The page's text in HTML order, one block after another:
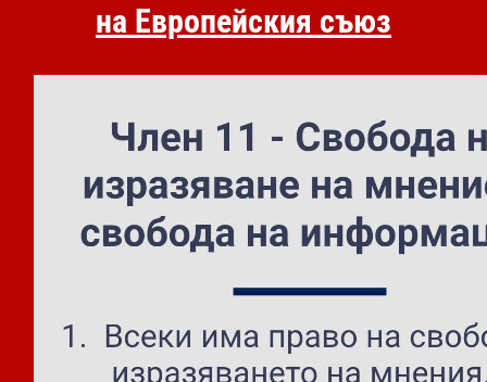
на Европейския съюз